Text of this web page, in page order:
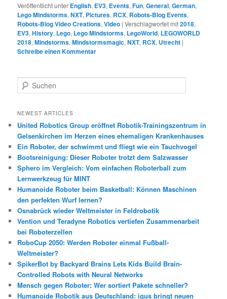
Veröffentlicht unter English, EV3, Events,Fun,General,German,
Lego Mindstorms,NXT, Pictures, RCX, Robots-Blog Events,
Robots-Blog Video Creations,Video |Verschlagwortet mit2018,
EV3,History, Lego, Lego Mindstorms, LegoWorld, LEGOWORLD
2018,Mindstorms,Mindstormsmagic,NXT, RCX, Utrecht |
Schreibe einen Kommentar
u
h
n
NEWEST ARTICLES
United Robotics Group eröffnet Robotik-Trainingszentrum in
Gelsenkirchen im Herzen eines ehemaligen Krankenhauses
Ein Roboter, der schwimmt und fliegt wie ein Tauchvogel
Bootsreinigung: Dieser Roboter trotzt dem Salzwasser
Sphero im Vergleich: Vom einfachen Roboterball zum
Lernwerkzeug für MINT
Humanoide Roboter beim Basketball: Können Maschinen
den perfekten Wurf lernen?
Osnabrück wieder Weltmeister in Feldrobotik
Vention und Teradyne Robotics vertiefen Zusammenarbeit
bei Roboterzellen
RoboCup 2050: Werden Roboter einmal Fußball-
Weltmeister?
SpikerBot by Backyard Brains Lets Kids Build Brain-
Controlled Robots with Neural Networks
Mensch gegen Roboter: Wer sortiert Pakete schneller?
Humanoide Robotik aus Deutschland: igus bringt neuen